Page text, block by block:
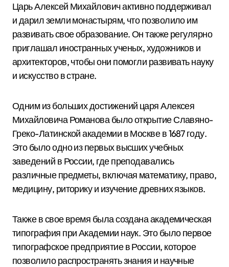
Царь Алексей Михайлович активно поддерживал
и дарил земли монастырям, что позволило им
развивать свое образование. Он также регулярно
приглашал иностранных ученых, художников и
архитекторов, чтобы они помогли развивать науку
и искусство в стране.
Одним из больших достижений царя Алексея
Михайловича Романова было открытие Славяно-
Греко-Латинской академии в Москве в 1687 году.
Это было одно из первых высших учебных
заведений в России, где преподавались
различные предметы, включая математику, право,
медицину, риторику и изучение древних языков.
Также в свое время была создана академическая
типография при Академии наук. Это было первое
типографское предприятие в России, которое
позволило распространять знания и научные